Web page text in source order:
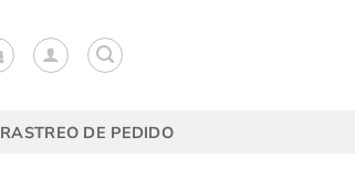
RASTREO DE PEDIDO